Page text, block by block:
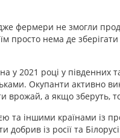
фермери не змогли
просто нема де
у 2021 році у південних
Окупанти активно
врожай, а якщо зберуть,
та іншими країнами із
із росії та